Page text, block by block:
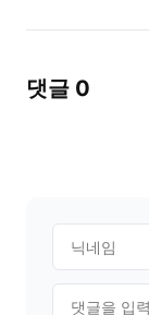
댓글 0